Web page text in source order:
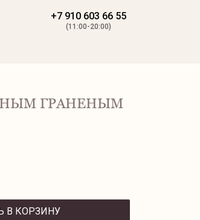
+7 910 603 66 55
(11:00-20:00)
ГРАНЕНЫМ
В КОРЗИНУ